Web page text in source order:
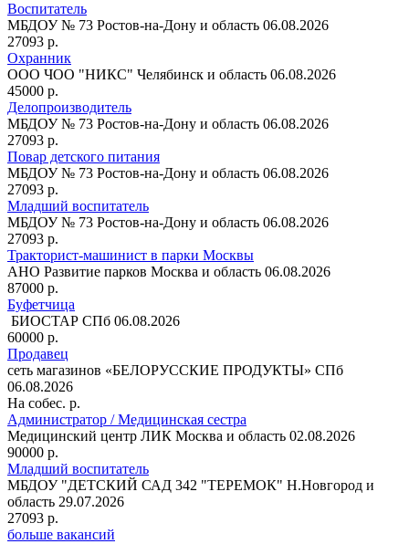
Воспитатель
МБДОУ № 73 Ростов-на-Дону и область 06.08.2026
27093 р.
Охранник
ООО ЧОО "НИКС" Челябинск и область 06.08.2026
45000 р.
Делопроизводитель
МБДОУ № 73 Ростов-на-Дону и область 06.08.2026
27093 р.
Повар детского питания
МБДОУ № 73 Ростов-на-Дону и область 06.08.2026
27093 р.
Младший воспитатель
МБДОУ № 73 Ростов-на-Дону и область 06.08.2026
27093 р.
Тракторист-машинист в парки Москвы
АНО Развитие парков Москва и область 06.08.2026
87000 р.
Буфетчица
БИОСТАР СПб 06.08.2026
60000 р.
Продавец
сеть магазинов «БЕЛОРУССКИЕ ПРОДУКТЫ» СПб
06.08.2026
На собес. р.
Администратор / Медицинская сестра
Медицинский центр ЛИК Москва и область 02.08.2026
90000 р.
Младший воспитатель
МБДОУ "ДЕТСКИЙ САД 342 "ТЕРЕМОК" Н.Новгород и
область 29.07.2026
27093 р.
больше вакансий